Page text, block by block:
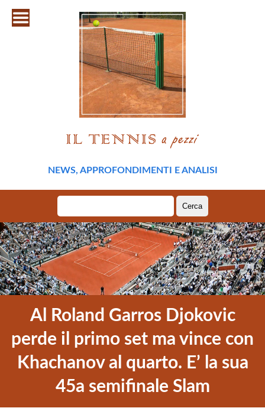
NEWS, APPROFONDIMENTI E ANALISI
per:
Al Roland Garros Djokovic
perde il primo set ma vince con
Khachanov al quarto. E’ la sua
45a semifinale Slam